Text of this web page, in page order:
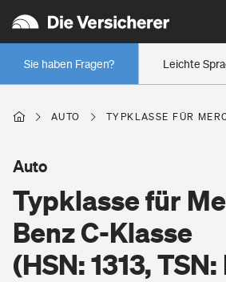
Leichte
Sie haben Fragen?
Wer versichert was: Jetzt Versicherer
Regionalklassen: So ist Ihre Region
Wer versichert was: Jetzt Versicherer
Berufsunfähigkeitsversicherung
Wohnen
Wohngebäudeversicherung
AUTO TYPKLASSE FÜR
Typklasse für
Benz C-Klasse
(HSN: 1313,
Auto